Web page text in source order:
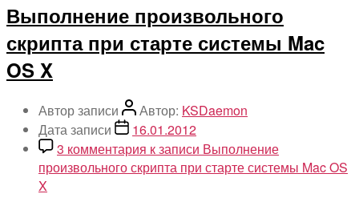
Выполнение произвольного
скрипта при старте системы Mac
OS X
Автор записи Автор: KSDaemon
Дата записи
16.01.2012
3 комментария к записи Выполнение
произвольного скрипта при старте системы Mac OS
X